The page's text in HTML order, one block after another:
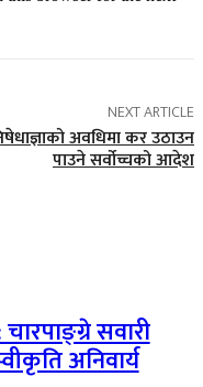
NEXT ARTICLE
अवधिमा कर उठाउन
पाउने सर्वोच्चको आदेश
सवारी
अनिवार्य